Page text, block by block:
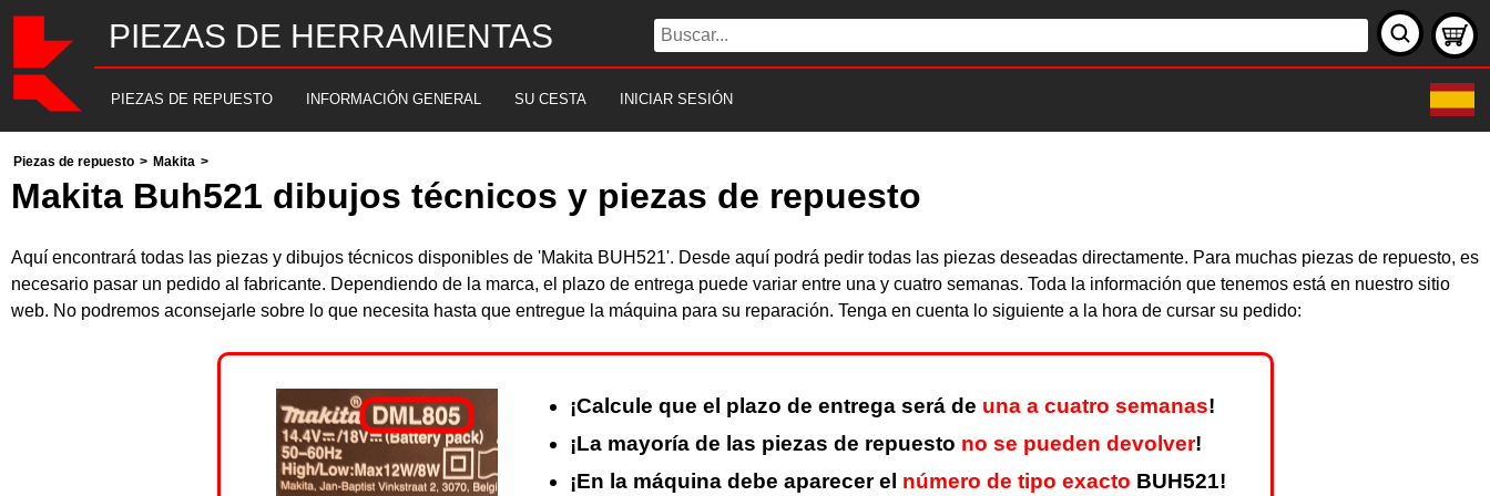
PIEZAS DE HERRAMIENTAS
PIEZAS DE REPUESTO INFORMACIÓN GENERAL SU CESTA INICIAR SESIÓN
Piezas de repuesto > Makita >
Makita Buh521 dibujos técnicos y piezas de repuesto
Aquí encontrará todas las piezas y dibujos técnicos disponibles de 'Makita BUH521'. Desde aquí podrá pedir todas las piezas deseadas directamente. Para muchas piezas de repuesto, es
necesario pasar un pedido al fabricante. Dependiendo de la marca, el plazo de entrega puede variar entre una y cuatro semanas. Toda la información que tenemos está en nuestro sitio
web. No podremos aconsejarle sobre lo que necesita hasta que entregue la máquina para su reparación. Tenga en cuenta lo siguiente a la hora de cursar su pedido:
¡Calcule que el plazo de entrega será de una a cuatro semanas!
¡La mayoría de las piezas de repuesto no se pueden devolver!
¡En la máquina debe aparecer el número de tipo exacto BUH521!